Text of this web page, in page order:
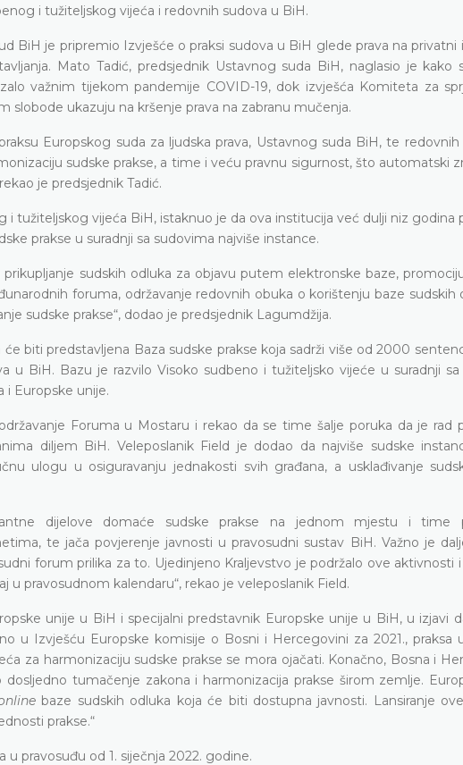
i tužiteljskog vijeća i redovnih sudova u BiH.
BiH je pripremio Izvješće o praksi sudova u BiH glede prava na privatni
Mato Tadić, predsjednik Ustavnog suda BiH, naglasio je kako
važnim tijekom pandemije COVID-19, dok izvješća Komiteta za
ukazuju na kršenje prava na zabranu mučenja.
Europskog suda za ljudska prava, Ustavnog suda BiH, te redovnih
sudske prakse, a time i veću pravnu sigurnost, što automatski
je predsjednik Tadić.
i tužiteljskog vijeća BiH, istaknuo je da ova institucija već dulji niz godina
prakse u suradnji sa sudovima najviše instance.
sudskih odluka za objavu putem elektronske baze,
foruma, održavanje redovnih obuka o korištenju baze sudskih
sudske prakse“, dodao je predsjednik Lagumdžija.
biti predstavljena Baza sudske prakse koja sadrži više od 2000
u BiH. Bazu je razvilo Visoko sudbeno i tužiteljsko vijeće u suradnji
i Europske unije.
Foruma u Mostaru i rekao da se time šalje poruka da je rad
diljem BiH. Veleposlanik Field je dodao da najviše sudske
ulogu u osiguravanju jednakosti svih građana, a usklađivanje
dijelove domaće sudske prakse na jednom mjestu i time
te jača povjerenje javnosti u pravosudni sustav BiH. Važno je
forum prilika za to. Ujedinjeno Kraljevstvo je podržalo ove aktivnosti
pravosudnom kalendaru“, rekao je veleposlanik Field.
unije u BiH i specijalni predstavnik Europske unije u BiH, u izjavi
u Izvješću Europske komisije o Bosni i Hercegovini za 2021., praksa
za harmonizaciju sudske prakse se mora ojačati. Konačno, Bosna i
tumačenje zakona i harmonizacija prakse širom zemlje.
baze sudskih odluka koja će biti dostupna javnosti. Lansiranje
prakse.“
pravosuđu od 1. siječnja 2022. godine.